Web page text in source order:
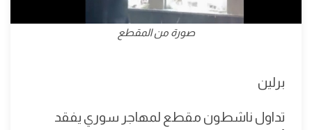
صورة من المقطع
برلين
تداول ناشطون مقطع لمهاجر سوري يفقد